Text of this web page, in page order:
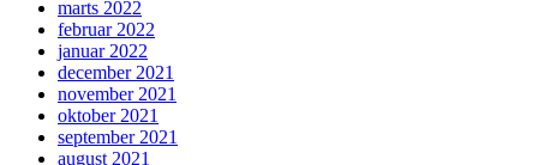
marts 2022
februar 2022
januar 2022
december 2021
november 2021
oktober 2021
september 2021
august 2021